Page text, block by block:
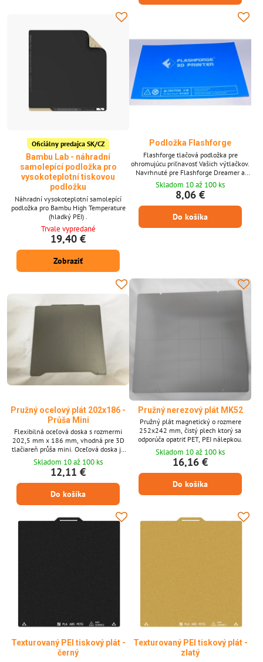
Oficiálny predajca SK/CZ
Bambu Lab - náhradní
samolepící podložka pro
vysokoteplotní tiskovou
podložku
Náhradní vysokoteplotní samolepící
podložka pro Bambu High Temperature
(hladký PEI) .
Trvale vypredané
19,40 €
Zobraziť
Podložka Flashforge
Flashforge tlačová podložka pre
ohromujúcu priľnavosť Vašich výtlačkov.
Navrhnuté pre Flashforge Dreamer a
Creator Pro a ďalšie s rovnakou tlačovou
plochou. Rozmery podložky: 233 x 155
mm.
Skladom 10 až 100 ks
8,06 €
Do košíka
Pružný ocelový plát 202x186 -
Průša Mini
Flexibilná oceľová doska s rozmermi
202,5 ​​mm x 186 mm, vhodná pre 3D
tlačiareň průša mini. Oceľová doska je
bez nálepky! Odporúča sa poskytnúť
domáceho maznáčika, Pei s nálepkou.
Používa sa spolu s magnetickou
zahrievanou podložkou.
Skladom 10 až 100 ks
12,11 €
Do košíka
Pružný nerezový plát MK52
Pružný plát magnetický o rozmere
252x242 mm, čistý plech ktorý sa
odporúča opatriť PET, PEI nálepkou.
Skladom 10 až 100 ks
16,16 €
Do košíka
Texturovaný PEI tiskový plát -
černý
Texturovaný PEI tiskový plát -
zlatý